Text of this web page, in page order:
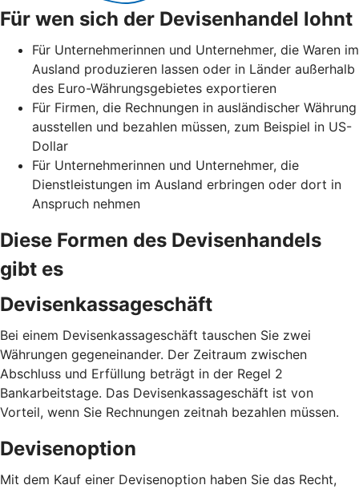
Für wen sich der Devisenhandel lohnt
Für Unternehmerinnen und Unternehmer, die Waren im
Ausland produzieren lassen oder in Länder außerhalb
des Euro-Währungsgebietes exportieren
Für Firmen, die Rechnungen in ausländischer Währung
ausstellen und bezahlen müssen, zum Beispiel in US-
Dollar
Für Unternehmerinnen und Unternehmer, die
Dienstleistungen im Ausland erbringen oder dort in
Anspruch nehmen
Diese Formen des Devisenhandels
gibt es
Devisenkassageschäft
Bei einem Devisenkassageschäft tauschen Sie zwei
Währungen gegeneinander. Der Zeitraum zwischen
Abschluss und Erfüllung beträgt in der Regel 2
Bankarbeitstage. Das Devisenkassageschäft ist von
Vorteil, wenn Sie Rechnungen zeitnah bezahlen müssen.
Devisenoption
Mit dem Kauf einer Devisenoption haben Sie das Recht,